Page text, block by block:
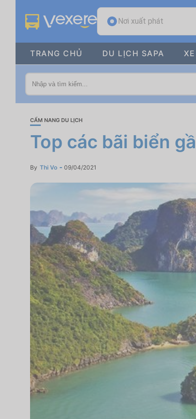
Nơi xuất phát
TRANG CHỦ DU LỊCH SAPA
CẨM NANG DU LỊCH
Top các bãi biển
By Thi Vo 09/04/2021